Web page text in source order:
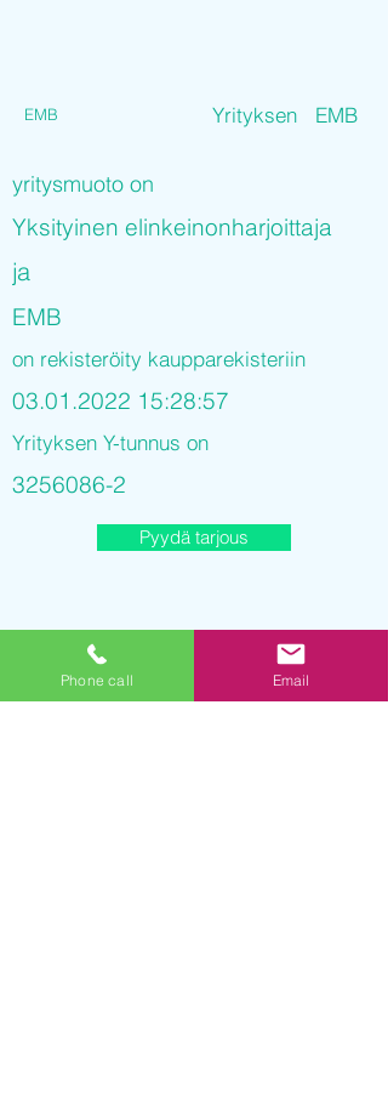
EMB
EMB Yrityksen
yritysmuoto on
Yksityinen elinkeinonharjoittaja
ja
EMB
on rekisteröity kaupparekisteriin
03.01.2022 15:28:57
Yrityksen Y-tunnus on
3256086-2
Pyydä tarjous
Phone call Email